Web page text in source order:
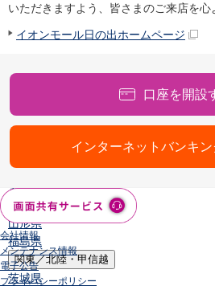
その他サービス
金利
北海道・東北
北海道
岩手県
宮城県
秋田県
山形県
福島県
関東／北陸・甲信越
茨城県
いただきますよう、皆さまのご来店を心
イオンモール日の出ホームページ
口座を開設
インターネットバンキ
会社情報
メンテナンス情報
電子公告
プライバシーポリシー